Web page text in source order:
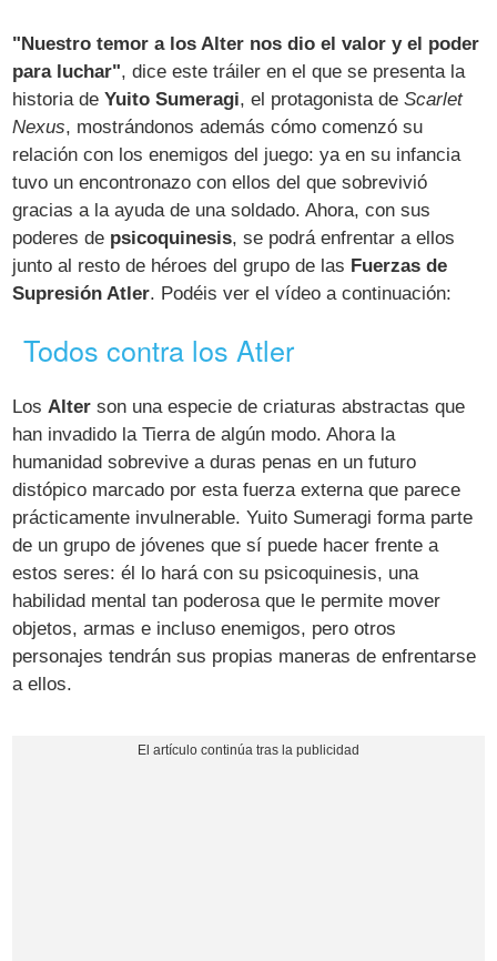
"Nuestro temor a los Alter nos dio el valor y el poder
para luchar", dice este tráiler en el que se presenta la
historia deYuito Sumeragi, el protagonista de Scarlet
Nexus, mostrándonos además cómo comenzó su
relación con los enemigos del juego: ya en su infancia
tuvo un encontronazo con ellos del que sobrevivió
gracias a la ayuda de una soldado. Ahora, con sus
poderes de psicoquinesis, se podrá enfrentar a ellos
junto al resto de héroes del grupo de las Fuerzas de
Supresión Atler. Podéis ver el vídeo a continuación:
Todos contra los Atler
LosAlter son una especie de criaturas abstractas que
han invadido la Tierra de algún modo. Ahora la
humanidad sobrevive a duras penas en un futuro
distópico marcado por esta fuerza externa que parece
prácticamente invulnerable. Yuito Sumeragi forma parte
de un grupo de jóvenes que sí puede hacer frente a
estos seres: él lo hará con su psicoquinesis, una
habilidad mental tan poderosa que le permite mover
objetos, armas e incluso enemigos, pero otros
personajes tendrán sus propias maneras de enfrentarse
a ellos.